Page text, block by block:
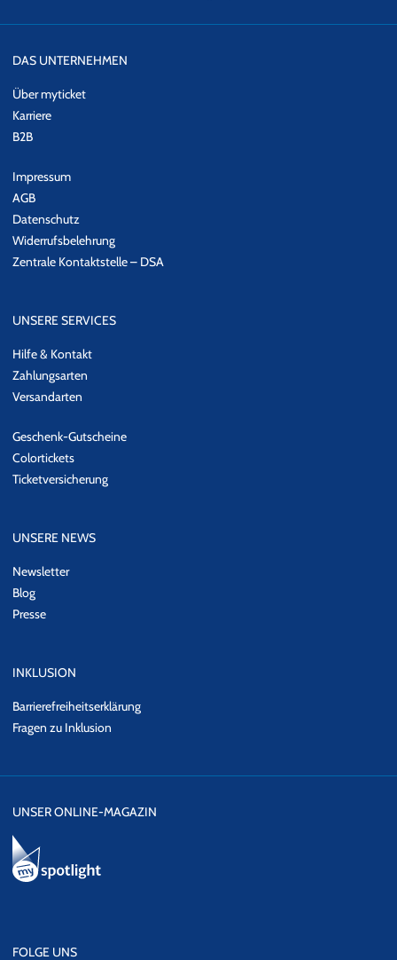
DAS UNTERNEHMEN
Über myticket
Karriere
B2B
Impressum
AGB
Datenschutz
Widerrufsbelehrung
Zentrale Kontaktstelle – DSA
UNSERE SERVICES
Hilfe & Kontakt
Zahlungsarten
Versandarten
Geschenk-Gutscheine
Colortickets
Ticketversicherung
UNSERE NEWS
Newsletter
Blog
Presse
INKLUSION
Barrierefreiheitserklärung
Fragen zu Inklusion
UNSER ONLINE-MAGAZIN
FOLGE UNS